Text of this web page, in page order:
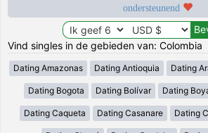
ondersteunend
Vind singles in de gebieden van: Colombia
Dating Amazonas Dating Antioquia Dating
Dating Bogota Dating Bolívar Dating
Dating Caqueta Dating Casanare Dating